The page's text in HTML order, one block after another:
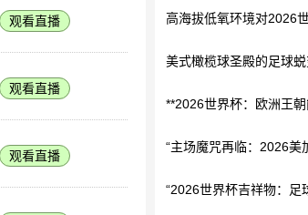
观看直播
观看直播
观看直播
高海拔低氧环境对2026
美式橄榄球圣殿的足球
**2026世界杯：欧洲王
“主场魔咒再临：2026美
“2026世界杯吉祥物：足